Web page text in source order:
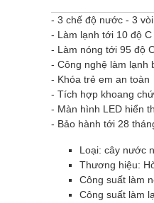
- 3 chế độ nước - 3
- Làm lạnh tới 10 độ C
- Làm nóng tới 95 độ
- Công nghệ làm lạnh
- Khóa trẻ em an toàn
- Tích hợp khoang
- Màn hình LED hiển
- Bảo hành tới 28
Loại: cây nước
Thương hiệu:
Công suất làm
Công suất làm